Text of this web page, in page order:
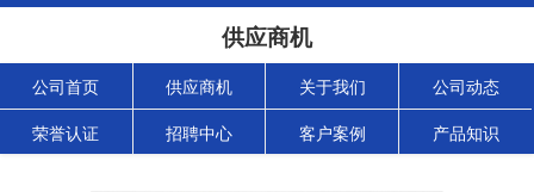
供应商机
公司首页 供应商机 关于我们 公司动态
荣誉认证 招聘中心 客户案例 产品知识